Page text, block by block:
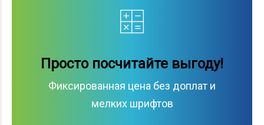
Просто посчитайте выгоду!
Фиксированная цена без доплат и
мелких шрифтов